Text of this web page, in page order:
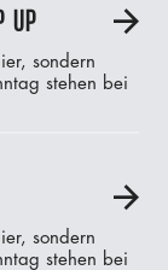
UP A
sondern
stehen bei
A
sondern
stehen bei